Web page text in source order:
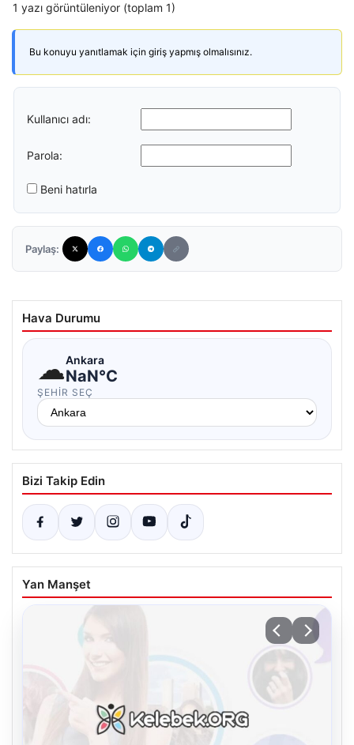
1 yazı görüntüleniyor (toplam 1)
Bu konuyu yanıtlamak için giriş yapmış olmalısınız.
Kullanıcı adı:
Parola:
Beni hatırla
Paylaş:
Hava Durumu
☁Ankara
NaN°C
ŞEHIR SEÇ
Bizi Takip Edin
Yan Manşet